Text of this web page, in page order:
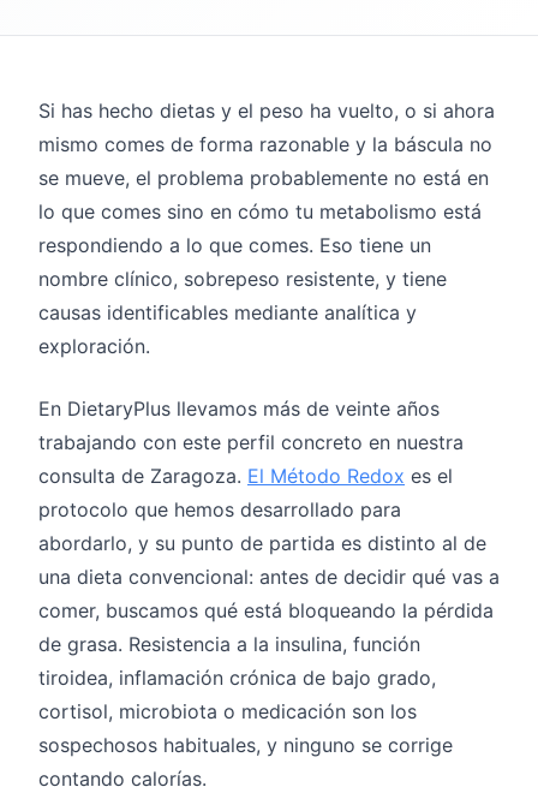
Si has hecho dietas y el peso ha vuelto, o si ahora
mismo comes de forma razonable y la báscula no
se mueve, el problema probablemente no está en
lo que comes sino en cómo tu metabolismo está
respondiendo a lo que comes. Eso tiene un
nombre clínico, sobrepeso resistente, y tiene
causas identificables mediante analítica y
exploración.
En DietaryPlus llevamos más de veinte años
trabajando con este perfil concreto en nuestra
consulta de Zaragoza. El Método Redox es el
protocolo que hemos desarrollado para
abordarlo, y su punto de partida es distinto al de
una dieta convencional: antes de decidir qué vas a
comer, buscamos qué está bloqueando la pérdida
de grasa. Resistencia a la insulina, función
tiroidea, inflamación crónica de bajo grado,
cortisol, microbiota o medicación son los
sospechosos habituales, y ninguno se corrige
contando calorías.